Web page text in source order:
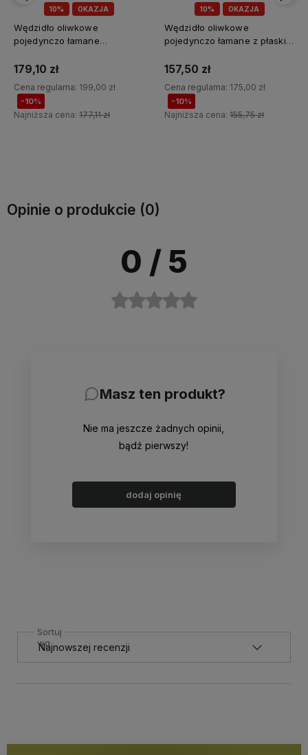
10% OKAZJA
Wędzidło oliwkowe
pojedynczo łamane z płaskim
157,50 zł
Cena regularna:175,00 zł
-10%
Najniższa cena:155,75 zł
10% OKAZJA
Wędzidło pojedynczo łamane
"Anna Sweet Iron FSS™ Loose
404,10 zł
Cena regularna:449,00 zł
-10%
Najniższa cena:395,12 zł
Opinie o produkcie (0)
0 / 5
Masz ten produkt?
Nie ma jeszcze żadnych opinii,
bądź pierwszy!
dodaj opinię
Sortuj
wg